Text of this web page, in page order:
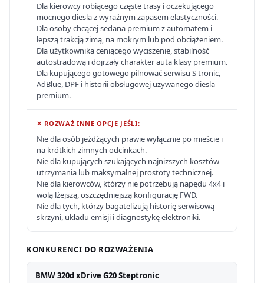
Dla kierowcy robiącego częste trasy i oczekującego
mocnego diesla z wyraźnym zapasem elastyczności.
Dla osoby chcącej sedana premium z automatem i
lepszą trakcją zimą, na mokrym lub pod obciążeniem.
Dla użytkownika ceniącego wyciszenie, stabilność
autostradową i dojrzały charakter auta klasy premium.
Dla kupującego gotowego pilnować serwisu S tronic,
AdBlue, DPF i historii obsługowej używanego diesla
premium.
✕ ROZWAŻ INNE OPCJE JEŚLI:
Nie dla osób jeżdżących prawie wyłącznie po mieście i
na krótkich zimnych odcinkach.
Nie dla kupujących szukających najniższych kosztów
utrzymania lub maksymalnej prostoty technicznej.
Nie dla kierowców, którzy nie potrzebują napędu 4x4 i
wolą lżejszą, oszczędniejszą konfigurację FWD.
Nie dla tych, którzy bagatelizują historię serwisową
skrzyni, układu emisji i diagnostykę elektroniki.
KONKURENCI DO ROZWAŻENIA
BMW 320d xDrive G20 Steptronic